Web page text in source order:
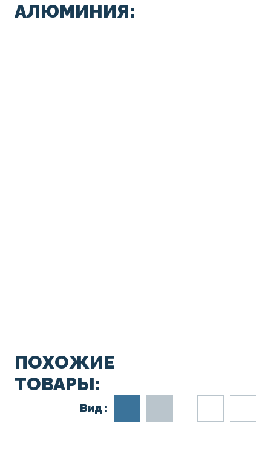
АЛЮМИНИЯ:
ПОХОЖИЕ
ТОВАРЫ:
Вид :